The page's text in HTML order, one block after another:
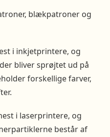
blækpatroner og
i inkjetprintere, og
bliver sprøjtet ud på
forskellige farver,
i laserprintere, og
består af